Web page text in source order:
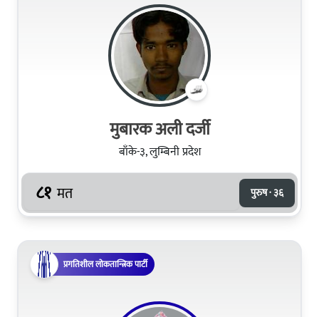
मुबारक अली दर्जी
बाँके-३, लुम्बिनी प्रदेश
८१ मत पुरुष · ३६
प्रगतिशील लोकतान्त्रिक पार्टी